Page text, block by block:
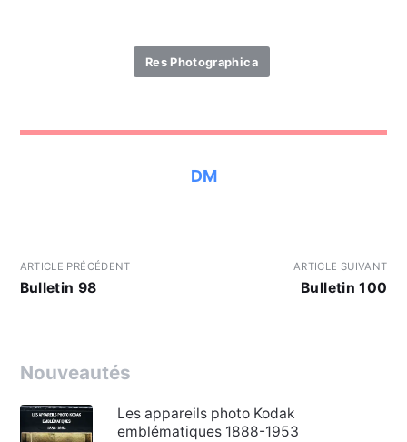
Res Photographica
DM
ARTICLE PRÉCÉDENT
Bulletin 98
ARTICLE SUIVANT
Bulletin 100
Nouveautés
Les appareils photo Kodak
emblématiques 1888-1953